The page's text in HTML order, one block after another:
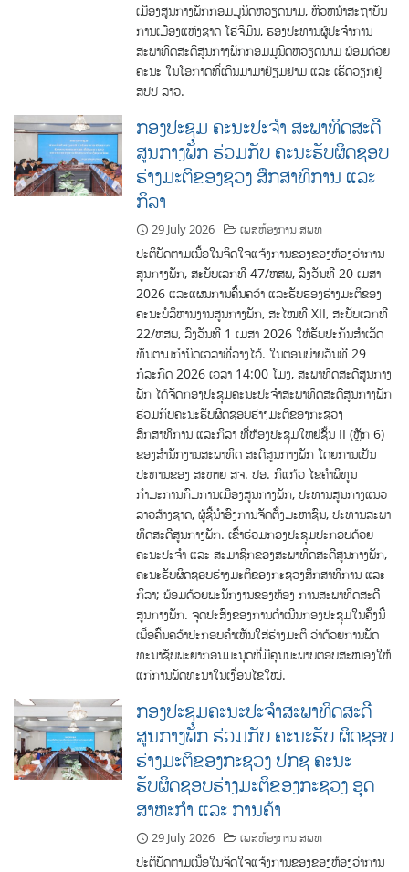
ເມືອງສູນກາງພັກກອມມູນິດຫວຽດນາມ, ຫົວຫນ້າສະຖາບັນ
ການເມືອງແຫ່ງຊາດ ໂຮ່ຈິມິນ, ຮອງປະທານຜູ້ປະຈໍາການ
ສະພາທິດສະດີສູນກາງພັກກອມມູນິດຫວຽດນາມ ພ້ອມດ້ວຍ
ຄະນະ ໃນໂອກາດທີ່ເດີນມາມາຢ້ຽມຢາມ ແລະ ເຮັດວຽກຢູ່
ສປປ ລາວ.
ກອງປະຊຸມ ຄະນະປະຈໍາ ສະພາທິດສະດີ
ສູນກາງພັກ ຮ່ວມກັບ ຄະນະຮັບຜິດຊອບ
ຮ່າງມະຕິຂອງຊວງ ສຶກສາທິການ ແລະ
ກິລາ
29 July 2026 ເພສຫ້ອງການ ສພທ
ປະຕິບັດຕາມເນື້ອໃນຈິດໃຈແຈ້ງການຂອງຂອງຫ້ອງວ່າການ
ສູນກາງພັກ, ສະບັບເລກທີ 47/ຫສພ, ລົງວັນທີ 20 ເມສາ
2026 ແລະແຜນການຄົ້ນຄວ້າ ແລະຮັບຮອງຮ່າງມະຕິຂອງ
ຄະນະບໍລິຫານງານສູນກາງພັກ, ສະໄໝທີ XII, ສະບັບເລກທີ
22/ຫສພ, ລົງວັນທີ 1 ເມສາ 2026 ໃຫ້ຮັບປະກັນສໍາເລັດ
ທັນຕາມກໍານົດເວລາທີ່ວາງໄວ້. ໃນຕອນບ່າຍວັນທີ 29
ກໍລະກົດ 2026 ເວລາ 14:00 ໂມງ, ສະພາທິດສະດີສູນກາງ
ພັກ ໄດ້ຈັດກອງປະຊຸມຄະນະປະຈໍາສະພາທິດສະດີສູນກາງພັກ
ຮ່ວມກັບຄະນະຮັບຜິດຊອບຮ່າງມະຕິຂອງກະຊວງ
ສຶກສາທິການ ແລະກິລາ ທີ່ຫ້ອງປະຊຸມໃຫຍ່ຊັ້ນ II (ຫຼັກ 6)
ຂອງສໍານັກງານສະພາທິດ ສະດີສູນກາງພັກ ໂດຍການເປັນ
ປະທານຂອງ ສະຫາຍ ສຈ. ປອ. ກິແກ້ວ ໄຂຄໍາພິທູນ
ກຳມະການກົມການເມືອງສູນກາງພັກ, ປະທານສູນກາງແນວ
ລາວສ້າງຊາດ, ຜູ້ຊີ້ນໍາອົງການຈັດຕັ້ງມະຫາຊົນ, ປະທານສະພາ
ທິດສະດີສູນກາງພັກ. ເຂົ້າຮ່ວມກອງປະຊຸມປະກອບດ້ວຍ
ຄະນະປະຈໍາ ແລະ ສະມາຊິກຂອງສະພາທິດສະດີສູນກາງພັກ,
ຄະນະຮັບຜິດຊອບຮ່າງມະຕິຂອງກະຊວງສຶກສາທິການ ແລະ
ກິລາ; ພ້ອມດ້ວຍພະນັກງານຂອງຫ້ອງ ການສະພາທິດສະດີ
ສູນກາງພັກ. ຈຸດປະສົງຂອງການດໍາເນີນກອງປະຊຸມໃນຄັ້ງນີ້
ເພື່ອຄົ້ນຄວ້າປະກອບຄໍາເຫັນໃສ່ຮ່າງມະຕິ ວ່າດ້ວຍການພັດ
ທະນາຊັບພະຍາກອນມະນຸດທີ່ມີຄຸນນະພາບຕອບສະໜອງໃຫ້
ແກ່ການພັດທະນາໃນເງື່ອນໄຂໃໝ່.
ກອງປະຊຸມຄະນະປະຈໍາສະພາທິດສະດີ
ສູນກາງພັກ ຮ່ວມກັບ ຄະນະຮັບ ຜິດຊອບ
ຮ່າງມະຕິຂອງກະຊວງ ປກຊ ຄະນະ
ຮັບຜິດຊອບຮ່າງມະຕິຂອງກະຊວງ ອຸດ
ສາຫະກໍາ ແລະ ການຄ້າ
29 July 2026 ເພສຫ້ອງການ ສພທ
ປະຕິບັດຕາມເນື້ອໃນຈິດໃຈແຈ້ງການຂອງຂອງຫ້ອງວ່າການ